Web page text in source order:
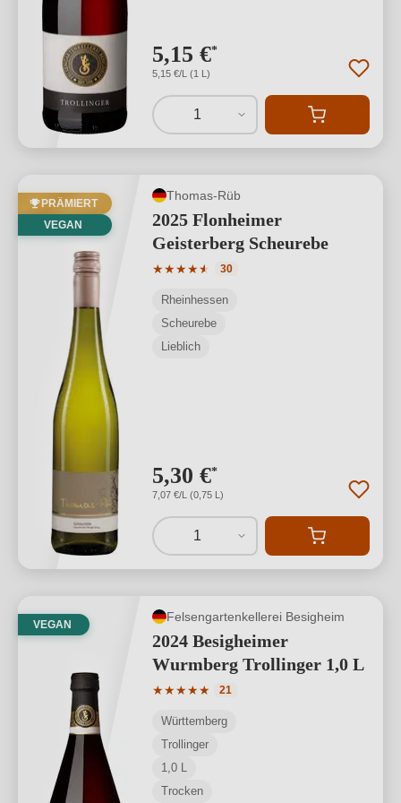
5,15 €*
5,15 €/L (1 L)
1
PRÄMIERT
VEGAN
Thomas-Rüb
2025 Flonheimer
Geisterberg Scheurebe
★★★★★
★
Durchschnittliche Bewertung von 4.9
30
Rheinhessen
Scheurebe
Lieblich
5,30 €*
7,07 €/L (0,75 L)
1
VEGAN
Felsengartenkellerei Besigheim
2024 Besigheimer
Wurmberg Trollinger 1,0 L
★★★★★
Durchschnittliche Bewertung von 5
21
Württemberg
Trollinger
1,0 L
Trocken